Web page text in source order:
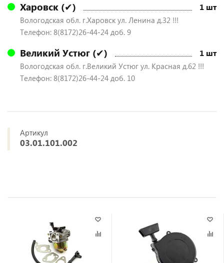
Харовск (✔) 1 шт
Вологодская обл. г.Харовск ул. Ленина д.32 !!!
Телефон: 8(8172)26-44-24 доб. 9
Великий Устюг (✔) 1 шт
Вологодская обл. г.Великий Устюг ул. Красная д.62 !!!
Телефон: 8(8172)26-44-24 доб. 10
Артикул
03.01.101.002